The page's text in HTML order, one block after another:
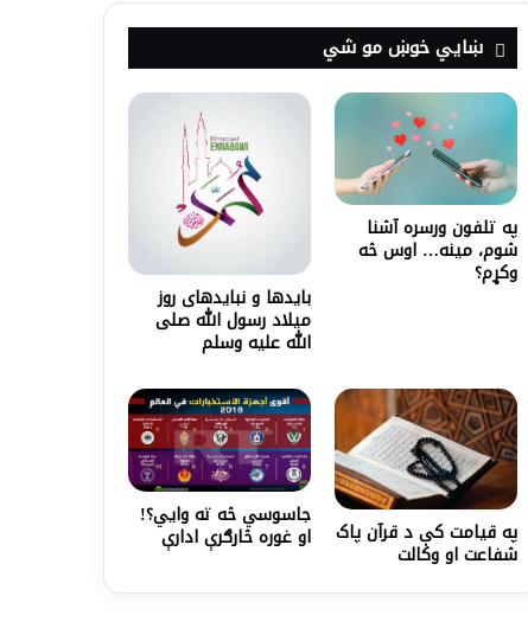
ښايي خوښ مو شي
په تلفون ورسره آشنا
شوم، مینه… اوس څه
وکړم؟
بایدها و نبایدهای روز
میلاد رسول الله صلی
الله علیه وسلم
په قيامت کې د قرآن پاک
شفاعت او وکالت
جاسوسي څه ته وایي؟!
او غوره څارګرې ادارې